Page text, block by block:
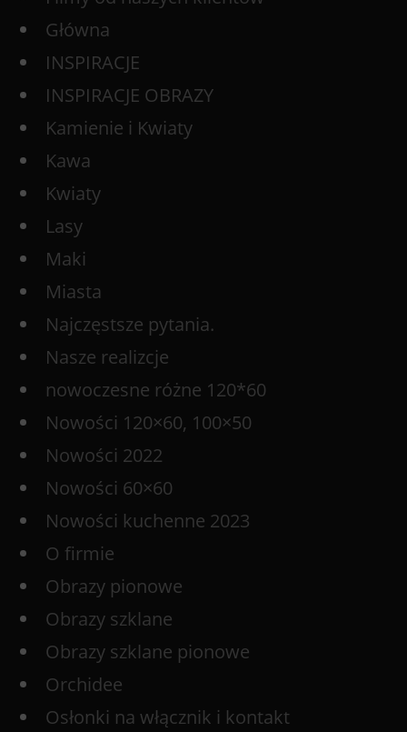
Główna
INSPIRACJE
INSPIRACJE OBRAZY
Kamienie i Kwiaty
Kawa
Kwiaty
Lasy
Maki
Miasta
Najczęstsze pytania.
Nasze realizcje
nowoczesne różne 120*60
Nowości 120×60, 100×50
Nowości 2022
Nowości 60×60
Nowości kuchenne 2023
O firmie
Obrazy pionowe
Obrazy szklane
Obrazy szklane pionowe
Orchidee
Osłonki na włącznik i kontakt